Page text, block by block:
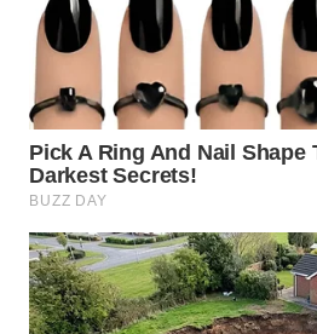
INDRAMAYU
KUNINGAN
WN
MAJALENGKA
WN
SUBANG